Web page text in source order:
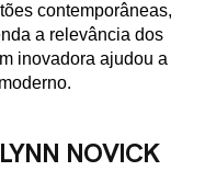
contemporâneas,
a relevância dos
inovadora ajudou a
NOVICK